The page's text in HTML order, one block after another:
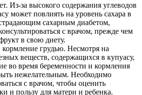
Из-за высокого содержания углеводов
может повлиять на уровень сахара в
сахарным диабетом,
с врачом, прежде чем
в свою диету.
кормление грудью. Несмотря на
веществ, содержащихся в купуасу,
во время беременности и кормления
нежелательным. Необходимо
с врачом, чтобы оценить
и пользу для матери и ребенка.